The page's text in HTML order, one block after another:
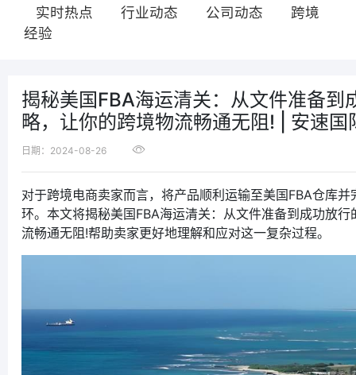
实时热点 行业动态 公司动态
跨境
经验
揭秘美国FBA海运清关：从文件准备到
略，让你的跨境物流畅通无阻! | 安速国
日期：2024-08-26
对于跨境电商卖家而言，将产品顺利运输至美国FBA仓库
环。本文将揭秘美国FBA海运清关：从文件准备到成功放
流畅通无阻!帮助卖家更好地理解和应对这一复杂过程。